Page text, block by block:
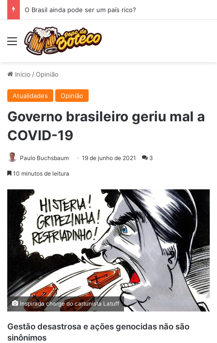
O Espelho
Menu
Início /Opinião
Atualidades Opinião
Governo brasileiro geriu mal a
COVID-19
Paulo Buchsbaum 19 de junho de 2021 3
10 minutos de leitura
Inspirada charge do cartunista Latuff
Gestão desastrosa e ações genocidas não são
sinônimos